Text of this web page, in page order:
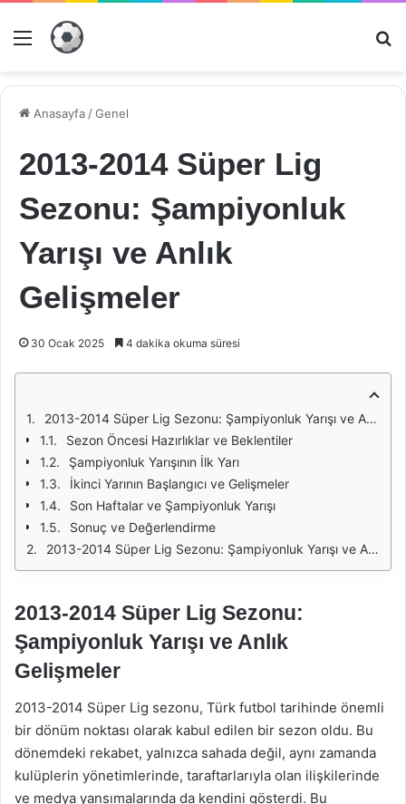
Menü
Anasayfa /Genel
2013-2014 Süper Lig
Sezonu: Şampiyonluk
Yarışı ve Anlık
Gelişmeler
30 Ocak 2025 4 dakika okuma süresi
2013-2014 Süper Lig Sezonu: Şampiyonluk Yarışı ve Anlık Gelişmeler
Sezon Öncesi Hazırlıklar ve Beklentiler
Şampiyonluk Yarışının İlk Yarı
İkinci Yarının Başlangıcı ve Gelişmeler
Son Haftalar ve Şampiyonluk Yarışı
Sonuç ve Değerlendirme
2013-2014 Süper Lig Sezonu: Şampiyonluk Yarışı ve Anlık Gelişmeler
2013-2014 Süper Lig Sezonu:
Şampiyonluk Yarışı ve Anlık
Gelişmeler
2013-2014 Süper Lig sezonu, Türk futbol tarihinde önemli
bir dönüm noktası olarak kabul edilen bir sezon oldu. Bu
dönemdeki rekabet, yalnızca sahada değil, aynı zamanda
kulüplerin yönetimlerinde, taraftarlarıyla olan ilişkilerinde
ve medya yansımalarında da kendini gösterdi. Bu